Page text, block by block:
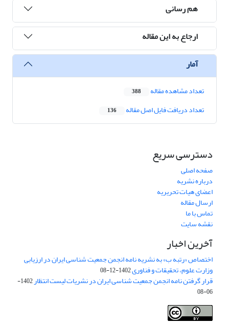
هم رسانی
ارجاع به این مقاله
آمار
تعداد مشاهده مقاله 388
تعداد دریافت فایل اصل مقاله 136
دسترسی سریع
صفحه اصلی
درباره نشریه
اعضای هیات تحریریه
ارسال مقاله
تماس با ما
نقشه سایت
آخرین اخبار
اختصاص «رتبه ب» به نشریه نامه انجمن جمعیت شناسی ایران در ارزیابی
وزارت علوم، تحقیقات و فناوری1402-12-08
قرار گرفتن نامه انجمن جمعیت شناسی ایران در نشریات لیست انتظار
1402-
06-08